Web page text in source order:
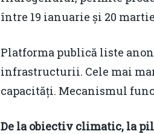
între 19 ianuarie și 20
Platforma publică liste
infrastructurii. Cele mai
capacități. Mecanismul
De la obiectiv climatic, la